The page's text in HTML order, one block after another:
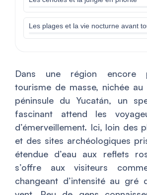
Les plages et la vie nocturne avant
Dans une région encore
tourisme de masse, nichée
péninsule du Yucatán, un
fascinant attend les
d’émerveillement. Ici, loin des
et des sites archéologiques
étendue d’eau aux reflets
s’offre aux visiteurs
changeant d’intensité au gré